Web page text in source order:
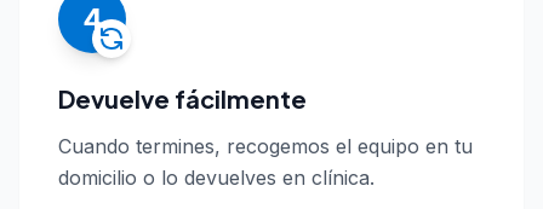
4
Devuelve fácilmente
Cuando termines, recogemos el equipo en tu
domicilio o lo devuelves en clínica.